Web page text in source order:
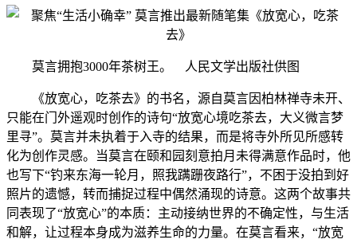
莫言拥抱3000年茶树王。 人民文学出版社供图
《放宽心，吃茶去》的书名，源自莫言因柏林禅寺未开、
只能在门外遥观时创作的诗句“放宽心境吃茶去，大义微言梦
里寻”。莫言并未执着于入寺的结果，而是将寺外所见所感转
化为创作灵感。当莫言在颐和园刻意拍月未得满意作品时，他
也写下“钓来东海一轮月，照我蹒跚夜路行”，不困于没拍到好
照片的遗憾，转而捕捉过程中偶然涌现的诗意。这两个故事共
同表现了“放宽心”的本质：主动接纳世界的不确定性，与生活
和解，让过程本身成为滋养生命的力量。在莫言看来，“放宽